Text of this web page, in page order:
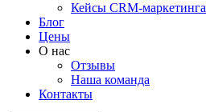
Кейсы CRM-маркетинга
Блог
Цены
О нас
Отзывы
Наша команда
Контакты